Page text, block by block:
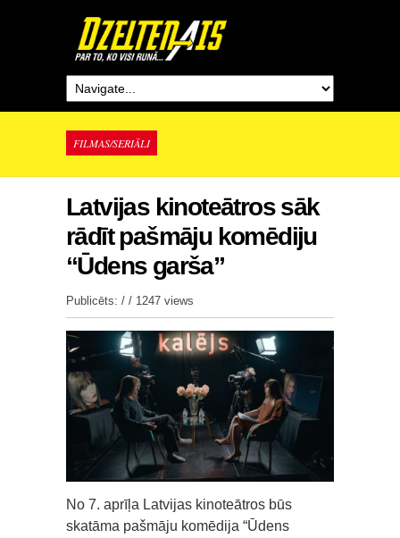
FILMAS/SERIĀLI
Latvijas kinoteātros sāk
rādīt pašmāju komēdiju
“Ūdens garša”
Publicēts: / / 1247 views
No 7. aprīļa Latvijas kinoteātros būs
skatāma pašmāju komēdija “Ūdens